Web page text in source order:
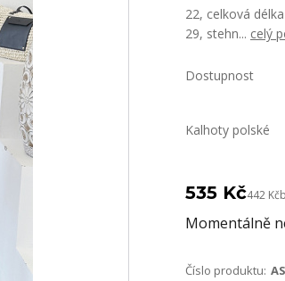
22, celková
29, stehn... celý
Dostupnost
Kalhoty polské
535 Kč442 Kč
Momentálně
Číslo produktu: